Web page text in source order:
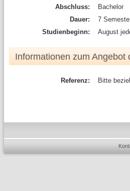
Abschluss:
Bachelor
Dauer:
7
Studienbeginn:
August
Informationen zum Angebot
Referenz: Bitte